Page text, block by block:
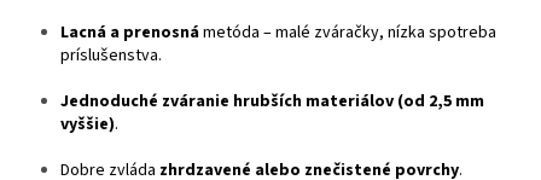
Lacná a prenosnámetóda – malé zváračky, nízka spotreba
príslušenstva.
Jednoduché zváranie hrubších materiálov (od 2,5 mm
vyššie).
Dobre zvláda zhrdzavené alebo znečistené povrchy.